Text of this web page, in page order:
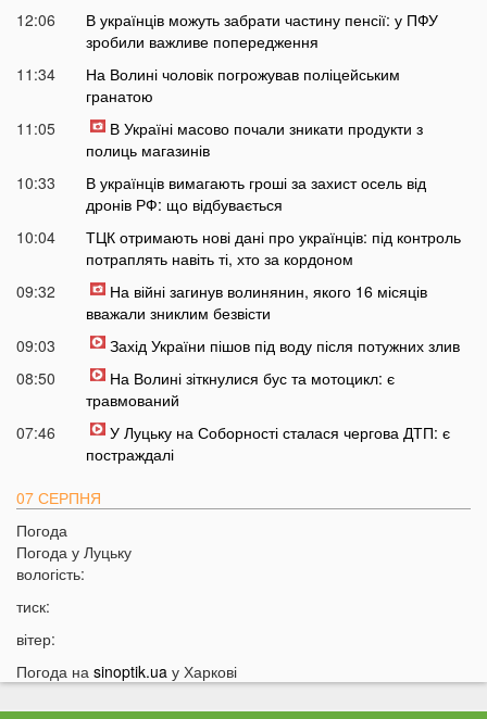
12:06
В українців можуть забрати частину пенсії: у ПФУ
зробили важливе попередження
11:34
На Волині чоловік погрожував поліцейським
гранатою
11:05
В Україні масово почали зникати продукти з
полиць магазинів
10:33
В українців вимагають гроші за захист осель від
дронів РФ: що відбувається
10:04
ТЦК отримають нові дані про українців: під контроль
потраплять навіть ті, хто за кордоном
09:32
На війні загинув волинянин, якого 16 місяців
вважали зниклим безвісти
09:03
Захід України пішов під воду після потужних злив
08:50
На Волині зіткнулися бус та мотоцикл: є
травмований
07:46
У Луцьку на Соборності сталася чергова ДТП: є
постраждалі
07 СЕРПНЯ
20:31
20:17
19:30
Назвали найжадібніших чоловіків за знаком Зодіаку
19:15
Ці речі категорично заборонено робити під час грози
Погода
Погода у Луцьку
вологість:
тиск:
вітер:
Погода на sinoptik.ua у Харкові